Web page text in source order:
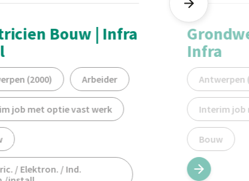
Bouw | Infra
(2000) Arbeider
job met optie vast werk
/ Elektron. / Ind.
Infra
Antwerpen
Interim job
Bouw